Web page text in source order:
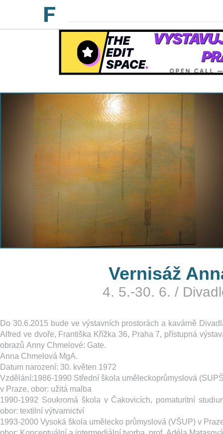
Vernisáž
4. 5.-30. 6. /
Do 30.6.2015 bude ve výstavních prostorách a kavárně
Alfred ve dvoře, Františka Křížka 36, Praha 7, přístupná
obrazů Anny Chmelové: Gate.
Anna Chmelová MgA.
Datum narození: 30. květen 1972
Vzdělání:1986-1990 Střední škola uměleckoprůmyslová
v Praze, obor: užitá malba
1990-1992 Soukromá škola v Čakovicích, pomaturitní
obor: textilní výtvarnictví
1993-2000 Vysoká škola umělecko průmyslová (VŠUP) v